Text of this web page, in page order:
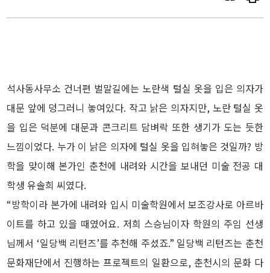
석사동사무소 건너편 벌말길에는 노란색 털실 옷을 입은 의자가
대문 앞에 덩그러니 놓여있다. 작고 낡은 의자지만, 노란 털실 옷
을 입은 덕분에 대문과 콘크리트 담벼락 또한 생기가 도는 듯한
느낌이었다. 누가 이 낡은 의자에 털실 옷을 입혀놓은 것일까? 방
학을 맞이해 본가인 춘천에 내려와 시간을 보내던 미술 전공 대
학생 유솔희 씨였다.
“방학이라 본가에 내려와 입시 미술학원에서 보조강사로 아르바
이트를 하고 있을 때였어요. 저희 스승님이자 학원의 주임 선생
님께서 ‘일당백 리턴즈’를 추천해 주셨죠.” 일당백 리턴즈는 춘천
문화재단에서 진행하는 프로젝트의 일환으로, 춘천시의 문화 다